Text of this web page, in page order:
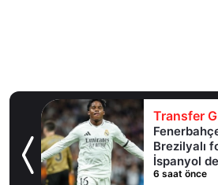
Transfer
Brezilyalı
İspanyol
masaya
6 saat önce